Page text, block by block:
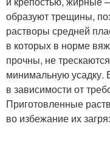
образуют трещины,
растворы средней
в которых в норме
прочны, не
минимальную усадку.
в зависимости от
Приготовленные
во избежание их